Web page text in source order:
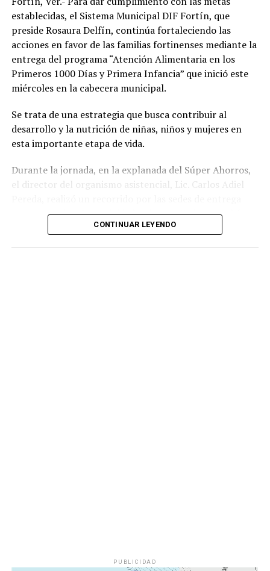
establecidas, el Sistema Municipal DIF Fortín, que
preside Rosaura Delfín, continúa fortaleciendo las
acciones en favor de las familias fortinenses mediante la
entrega del programa “Atención Alimentaria en los
Primeros 1000 Días y Primera Infancia” que inició este
miércoles en la cabecera municipal.
Se trata de una estrategia que busca contribuir al
desarrollo y la nutrición de niñas, niños y mujeres en
esta importante etapa de vida.
Durante la jornada, en la explanada del Súper Ahorros,
el director del organismo asistencial, Lic. Carlos Adiel
para supervisar las actividades desarrolladas por el área
de Plan Alimentario, reconociendo el compromiso y la
CONTINUAR LEYENDO
PUBLICIDAD